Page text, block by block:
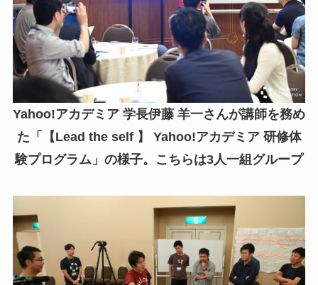
Yahoo!アカデミア 学長伊藤 羊一さんが講師を務め
た「【Lead the self 】 Yahoo!アカデミア 研修体
験プログラム」の様子。こちらは3人一組グループ